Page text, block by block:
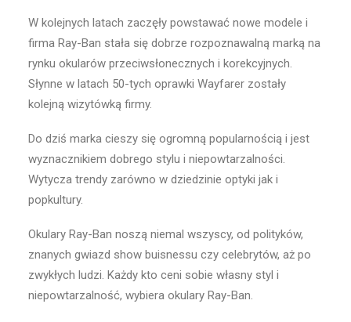
W kolejnych latach zaczęły powstawać nowe modele i
firma Ray-Ban stała się dobrze rozpoznawalną marką na
rynku okularów przeciwsłonecznych i korekcyjnych.
Słynne w latach 50-tych oprawki Wayfarer zostały
kolejną wizytówką firmy.
Do dziś marka cieszy się ogromną popularnością i jest
wyznacznikiem dobrego stylu i niepowtarzalności.
Wytycza trendy zarówno w dziedzinie optyki jak i
popkultury.
Okulary Ray-Ban noszą niemal wszyscy, od polityków,
znanych gwiazd show buisnessu czy celebrytów, aż po
zwykłych ludzi. Każdy kto ceni sobie własny styl i
niepowtarzalność, wybiera okulary Ray-Ban.